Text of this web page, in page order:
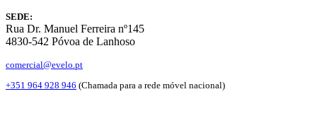
SEDE:
Rua Dr. Manuel Ferreira nº145
4830-542 Póvoa de Lanhoso
comercial@evelo.pt
+351 964 928 946 (Chamada para a rede móvel nacional)